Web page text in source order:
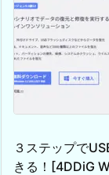
３ステップで
きる！[4DDiG